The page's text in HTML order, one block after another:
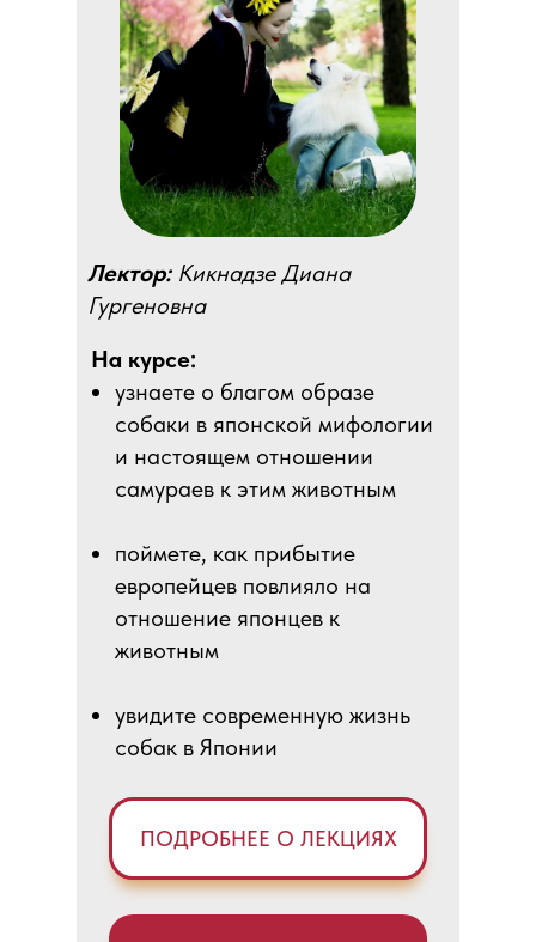
На курсе:
узнаете о благом образе
собаки в японской мифологии
и настоящем отношении
самураев к этим животным
поймете, как прибытие
европейцев повлияло на
отношение японцев к
животным
увидите современную жизнь
собак в Японии
ПОДРОБНЕЕ О ЛЕКЦИЯХ
Лектор:Кикнадзе Диана
Гургеновна